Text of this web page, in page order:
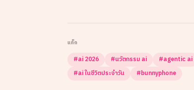
แท็ก
#ai 2026 #นวัตกรรม ai #agentic ai
#ai ในชีวิตประจำวัน #bunnyphone